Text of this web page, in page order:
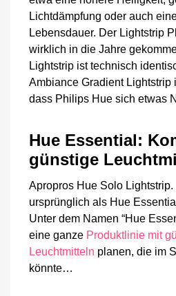
Lichtdämpfung oder auch
Lebensdauer. Der Lightstrip
wirklich in die Jahre
Lightstrip ist technisch
Ambiance Gradient Lightstrip
dass Philips Hue sich etwas
Hue Essential:
günstige
Apropros Hue Solo
ursprünglich als Hue
Unter dem Namen “Hue
eine ganze Produktlinie mit
Leuchtmitteln planen, die im
könnte…